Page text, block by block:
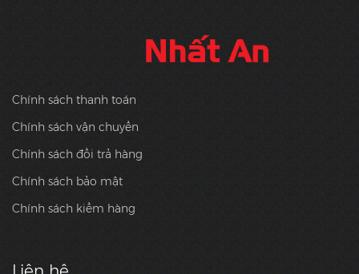
Chính sách thanh toán
Chính sách vận chuyển
Chính sách đổi trả hàng
Chính sách bảo mật
Chính sách kiểm hàng